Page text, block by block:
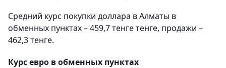
Средний курс покупки доллара в Алматы в
обменных пунктах – 459,7 тенге тенге, продажи –
462,3 тенге.
Курс евро в обменных пунктах